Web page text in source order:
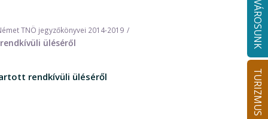
VÁROSUNK
TURIZMUS
TNÖ jegyzőkönyvei 2014-2019
üléséről
rendkívüli üléséről